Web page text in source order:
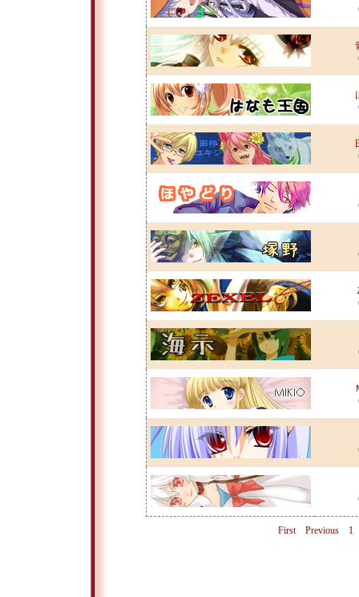
First Previous 1